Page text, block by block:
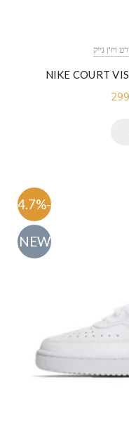
NIKE COURT
-54.7%
NEW